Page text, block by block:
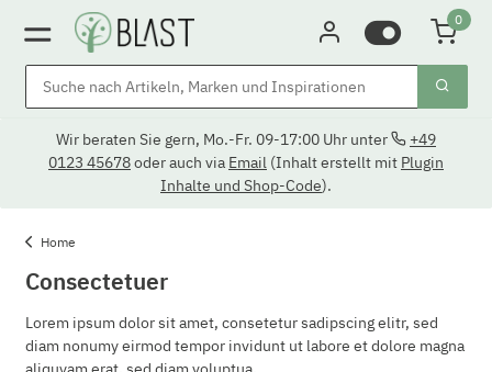
0
Wir beraten Sie gern, Mo.-Fr. 09-17:00 Uhr unter
+49
0123 45678oder auch via Email (Inhalt erstellt mit Plugin
Inhalte und Shop-Code).
Home
Consectetuer
Lorem ipsum dolor sit amet, consetetur sadipscing elitr, sed
diam nonumy eirmod tempor invidunt ut labore et dolore magna